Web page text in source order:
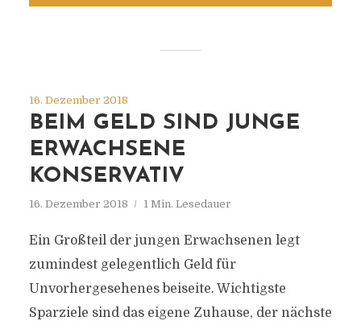
16. Dezember 2018
BEIM GELD SIND JUNGE
ERWACHSENE
KONSERVATIV
16. Dezember 2018 1 Min. Lesedauer
Ein Großteil der jungen Erwachsenen legt
zumindest gelegentlich Geld für
Unvorhergesehenes beiseite. Wichtigste
Sparziele sind das eigene Zuhause, der nächste